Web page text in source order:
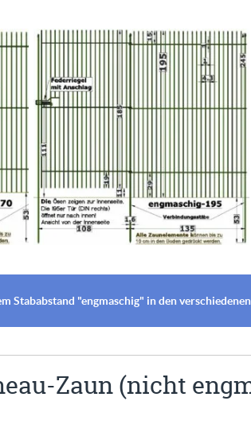
Stababstand "engmaschig" in den
Zaun (nicht